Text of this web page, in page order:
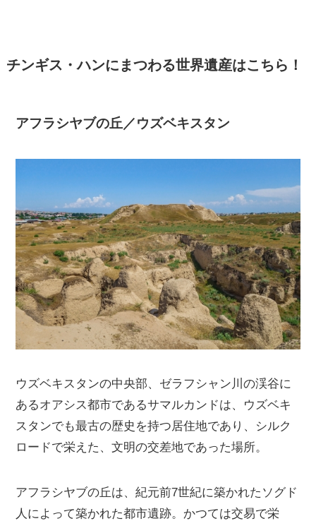
チンギス・ハンにまつわる世界遺産はこちら！
アフラシヤブの丘／ウズベキスタン
ウズベキスタンの中央部、ゼラフシャン川の渓谷に
あるオアシス都市であるサマルカンドは、ウズベキ
スタンでも最古の歴史を持つ居住地であり、シルク
ロードで栄えた、文明の交差地であった場所。
アフラシヤブの丘は、紀元前7世紀に築かれたソグド
人によって築かれた都市遺跡。かつては交易で栄